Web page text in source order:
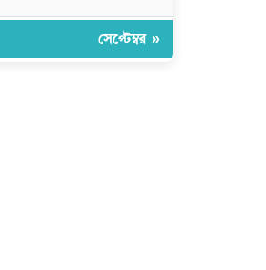
অতিরিক্ত বিলে
সেপ্টেম্বর »